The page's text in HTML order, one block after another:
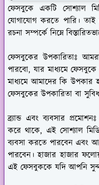
ফেসবুকে একটি সোশ্যাল
যোগাযোগ করতে পারি।
রচনা সম্পর্কে নিম্নে
ফেসবুকের উপকারিতাঃ
পারবো, যার মাধ্যমে
মাধ্যমে আমাদের কি উপকার
ফেসবুকের উপকারিতা বা
ব্র্যান্ড এবং ব্যবসার প্রমোশনঃ
করে থাকে, এই সোশ্যাল
ব্যবসা করতে পারবেন এবং
পারবেন। হাজার হাজার
এই ফেসবুককে যদি আপনি